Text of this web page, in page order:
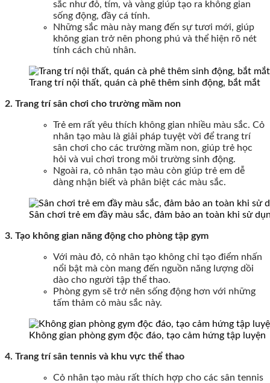
sắc như đỏ, tím, và vàng giúp tạo ra không gian
sống động, đầy cá tính.
Những sắc màu này mang đến sự tươi mới, giúp
không gian trở nên phong phú và thể hiện rõ nét
tính cách chủ nhân.
Trang trí nội thất, quán cà phê thêm sinh động, bắt mắt
2. Trang trí sân chơi cho trường mầm non
Trẻ em rất yêu thích không gian nhiều màu sắc. Cỏ
nhân tạo màu là giải pháp tuyệt vời để trang trí
sân chơi cho các trường mầm non, giúp trẻ học
hỏi và vui chơi trong môi trường sinh động.
Ngoài ra, cỏ nhân tạo màu còn giúp trẻ em dễ
dàng nhận biết và phân biệt các màu sắc.
Sân chơi trẻ em đầy màu sắc, đảm bảo an toàn khi sử
3. Tạo không gian năng động cho phòng tập gym
Với màu đỏ, cỏ nhân tạo không chỉ tạo điểm nhấn
nổi bật mà còn mang đến nguồn năng lượng dồi
dào cho người tập thể thao.
Phòng gym sẽ trở nên sống động hơn với những
tấm thảm cỏ màu sắc này.
Không gian phòng gym độc đáo, tạo cảm hứng tập luyện
4. Trang trí sân tennis và khu vực thể thao
Cỏ nhân tạo màu rất thích hợp cho các sân tennis